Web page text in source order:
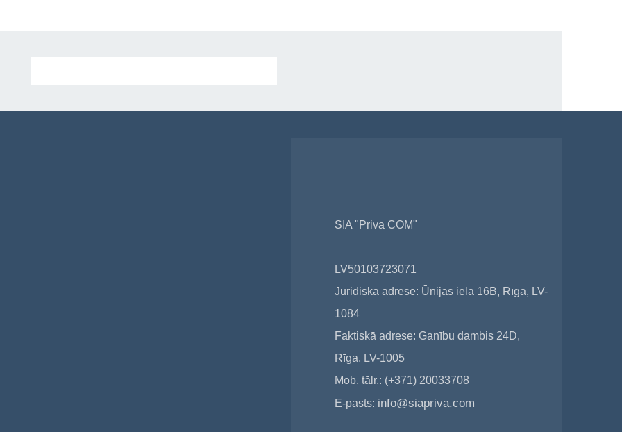
SIA "Priva COM"
LV50103723071
Juridiskā adrese: Ūnijas iela 16B, Rīga, LV-
1084
Faktiskā adrese: Ganību dambis 24D,
Rīga, LV-1005
Mob. tālr.: (+371) 20033708
E-pasts: info@siapriva.com